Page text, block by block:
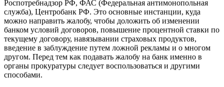
Роспотребнадзор РФ, ФАС (Федеральная антимонопольная
служба), Центробанк РФ. Это основные инстанции, куда
можно направить жалобу, чтобы доложить об изменении
банком условий договоров, повышение процентной ставки по
текущему договору, навязывании страховых продуктов,
введение в заблуждение путем ложной рекламы и о многом
другом. Перед тем как подавать жалобу на банк именно в
органы прокуратуры следует воспользоваться и другими
способами.